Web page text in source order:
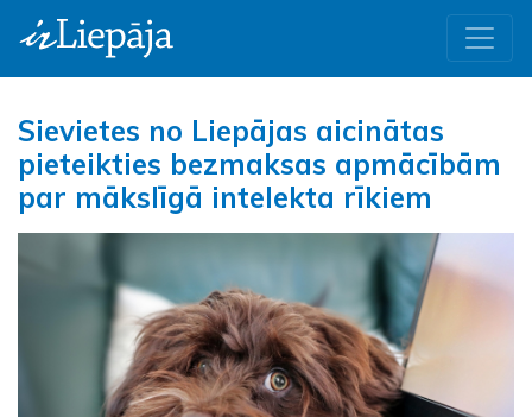
Sievietes no Liepājas aicinātas
pieteikties bezmaksas apmācībām
par mākslīgā intelekta rīkiem